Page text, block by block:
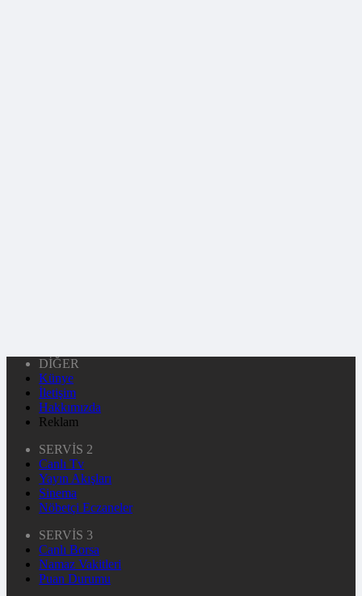
DİĞER
Künye
İletişim
Hakkımızda
Reklam
SERVİS 2
Canlı Tv
Yayın Akışları
Sinema
Nöbetçi Eczaneler
SERVİS 3
Canlı Borsa
Namaz Vakitleri
Puan Durumu